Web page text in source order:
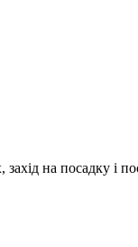
на посадку і